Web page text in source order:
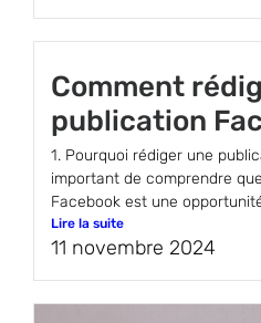
Comment
publication
1. Pourquoi rédiger une
important de comprendre
Facebook est une
Lire la suite
11 novembre 2024